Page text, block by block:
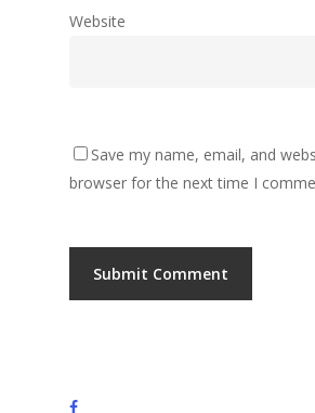
Website
Save my name, email, and
browser for the next time I
facebook